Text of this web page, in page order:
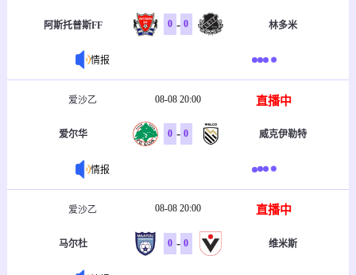
阿斯托普斯FF 0 - 0 林多米
情报
爱沙乙 08-08 20:00 直播中
爱尔华 0 - 0 威克伊勒特
情报
爱沙乙 08-08 20:00 直播中
马尔杜 0 - 0 维米斯